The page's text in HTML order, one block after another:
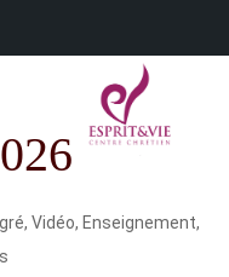
, Vidéo, Enseignement,